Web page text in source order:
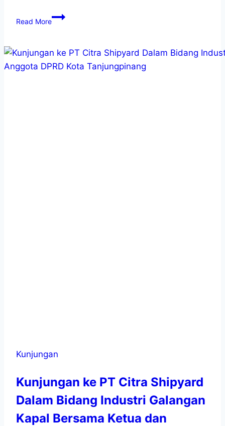
Read More
Kunjungan
Kunjungan ke PT Citra Shipyard
Dalam Bidang Industri Galangan
Kapal Bersama Ketua dan